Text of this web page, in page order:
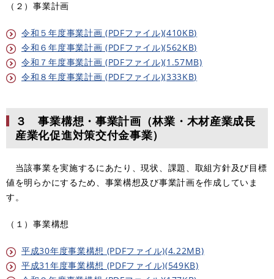
（２）事業計画
令和５年度事業計画 (PDFファイル)(410KB)
令和６年度事業計画 (PDFファイル)(562KB)
令和７年度事業計画 (PDFファイル)(1.57MB)
令和８年度事業計画 (PDFファイル)(333KB)
３ 事業構想・事業計画（林業・木材産業成長
産業化促進対策交付金事業）
当該事業を実施するにあたり、現状、課題、取組方針及び目標
値を明らかにするため、事業構想及び事業計画を作成していま
す。
（１）事業構想
平成30年度事業構想 (PDFファイル)(4.22MB)
平成31年度事業構想 (PDFファイル)(549KB)